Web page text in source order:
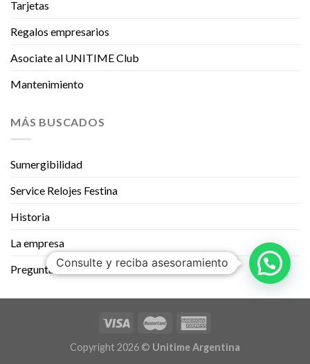
Tarjetas
Regalos empresarios
Asociate al UNITIME Club
Mantenimiento
MÁS BUSCADOS
Sumergibilidad
Service Relojes Festina
Historia
La empresa
Preguntas Frecuentes
Copyright 2026 © Unitime Argentina
Consulte y reciba asesoramiento